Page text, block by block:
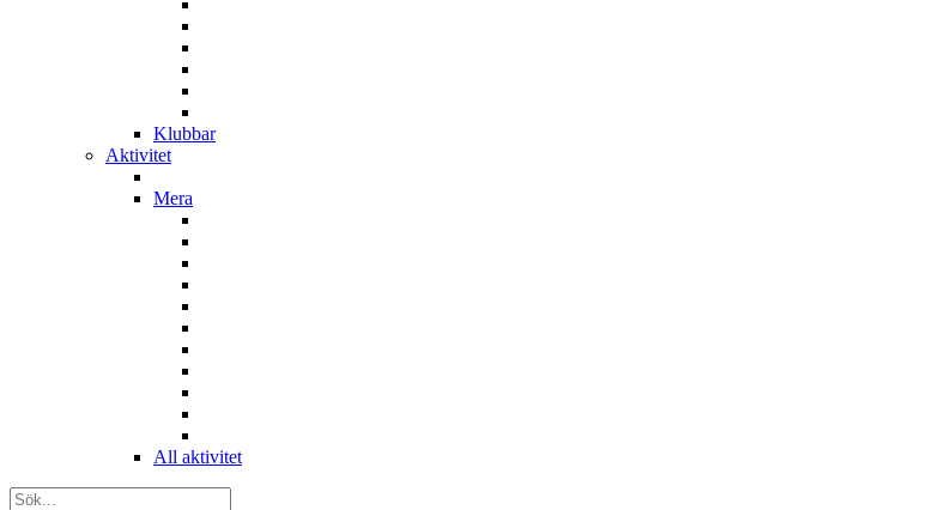
Klubbar
Aktivitet
Mera
All aktivitet